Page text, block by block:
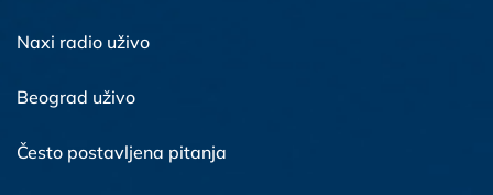
Naxi radio uživo
Beograd uživo
Često postavljena pitanja